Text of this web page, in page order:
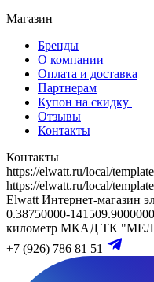
Магазин
Бренды
О компании
Оплата и доставка
Партнерам
Купон на скидку
Отзывы
Контакты
Контакты
https://elwatt.ru/local/
https://elwatt.ru/local/
Elwatt Интернет-магазин
0.38750000-
километр МКАД ТК
+7 (926) 786 81 51